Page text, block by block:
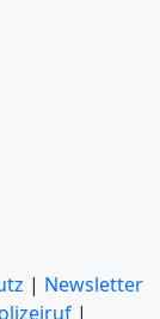
| Newsletter
|